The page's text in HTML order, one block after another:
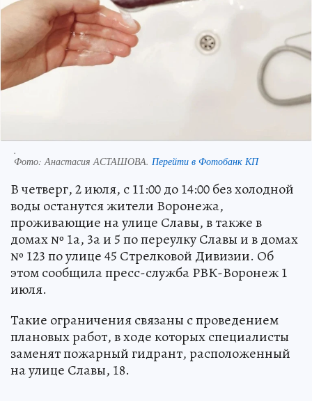
.
Фото:Анастасия АСТАШОВА. Перейти в Фотобанк КП
В четверг, 2 июля, с 11:00 до 14:00 без холодной
воды останутся жители Воронежа,
проживающие на улице Славы, в также в
домах № 1а, 3а и 5 по переулку Славы и в домах
№ 123 по улице 45 Стрелковой Дивизии. Об
этом сообщила пресс-служба РВК-Воронеж 1
июля.
Такие ограничения связаны с проведением
плановых работ, в ходе которых специалисты
заменят пожарный гидрант, расположенный
на улице Славы, 18.